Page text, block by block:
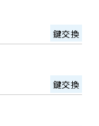
鍵交換
鍵交換